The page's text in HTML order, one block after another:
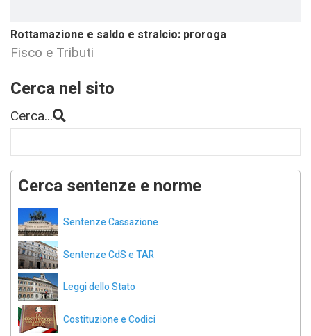
Rottamazione e saldo e stralcio: proroga
Fisco e Tributi
Cerca nel sito
Cerca...
Cerca sentenze e norme
Sentenze Cassazione
Sentenze CdS e TAR
Leggi dello Stato
Costituzione e Codici